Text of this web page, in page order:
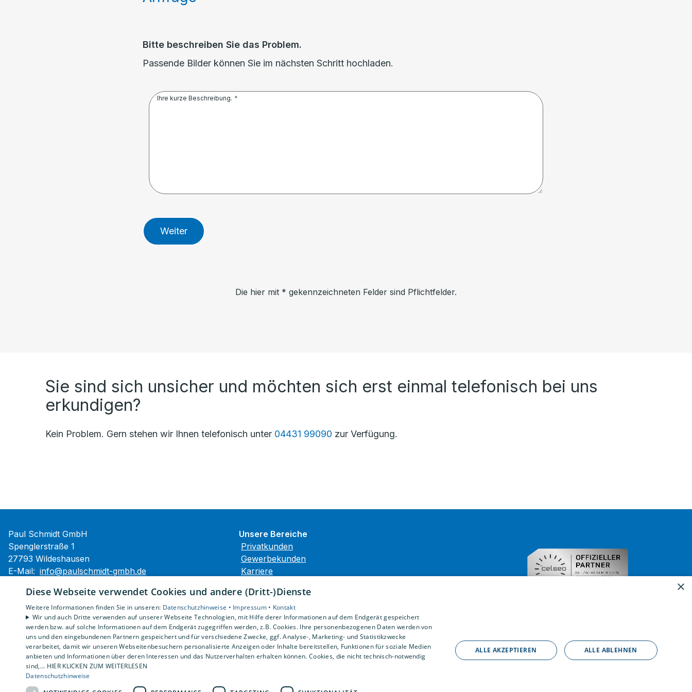
Bitte beschreiben Sie das Problem.
Passende Bilder können Sie im nächsten Schritt hochladen.
Ihre kurze Beschreibung.
Weiter
Die hier mit * gekennzeichneten Felder sind Pflichtfelder.
Sie sind sich unsicher und möchten sich erst einmal telefonisch bei uns
erkundigen?
Kein Problem. Gern stehen wir Ihnen telefonisch unter 04431 99090 zur Verfügung.
Paul Schmidt GmbH
Spenglerstraße 1
27793 Wildeshausen
E-Mail: info@paulschmidt-gmbh.de
Impressum
Barrierefreiheitserklärung
Datenschutzerklärung
AGB
Unsere Bereiche
Privatkunden
Gewerbekunden
Karriere
Kontakt
×
Diese Webseite verwendet Cookies und andere (Dritt-)Dienste
Weitere Informationen finden Sie in unseren: Datenschutzhinweise • Impressum • Kontakt
Wir und auch Dritte verwenden auf unserer Webseite Technologien, mit Hilfe derer Informationen auf dem Endgerät gespeichert
werden bzw. auf solche Informationen auf dem Endgerät zugegriffen werden, z.B. Cookies. Ihre personenbezogenen Daten werden von
uns und den eingebundenen Partnern gespeichert und für verschiedene Zwecke, ggf. Analyse-, Marketing- und Statistikzwecke
verarbeitet, damit wir unseren Webseitenbesuchern personalisierte Anzeigen oder Inhalte bereitstellen, Funktionen für soziale Medien
anbieten und Informationen über deren Interessen und das Nutzerverhalten erhalten können. Cookies, die nicht technisch-notwendig
sind,... HIER KLICKEN ZUM WEITERLESEN
Datenschutzhinweise
ALLE AKZEPTIEREN ALLE ABLEHNEN